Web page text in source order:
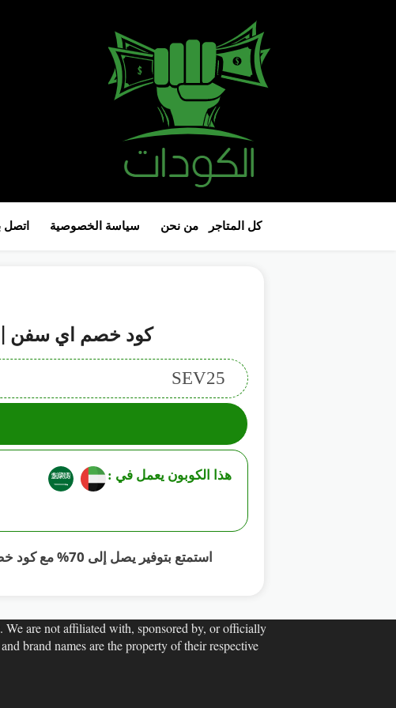
كل المتاجر من نحن سياسة الخصوصية اتصل
كود خصم اي سفن | احصل
SEV25
هذا الكوبون يعمل في :
استمتع بتوفير يصل إلى 70% مع كود خصم اي سفن , تسوق الآن من مجموعة متنوعة من الملابس والإكسسوارات بأفضل الأسعار.
We are not affiliated with, sponsored by, or officially
brand names are the property of their respective